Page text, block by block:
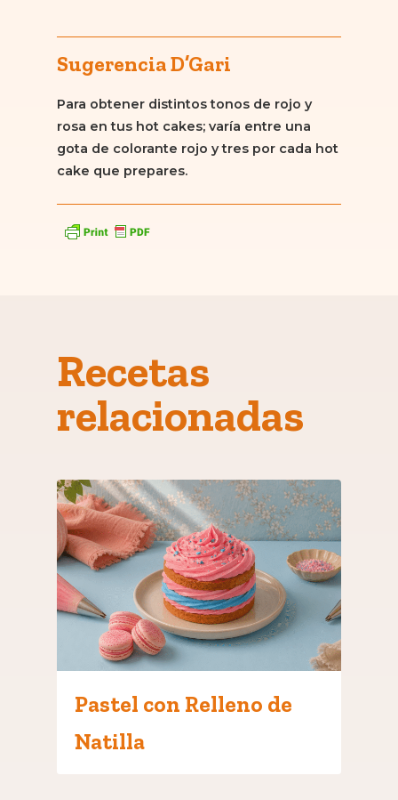
Sugerencia D’Gari
Para obtener distintos tonos de rojo y
rosa en tus hot cakes; varía entre una
gota de colorante rojo y tres por cada hot
cake que prepares.
Recetas
relacionadas
Pastel con Relleno de
Natilla